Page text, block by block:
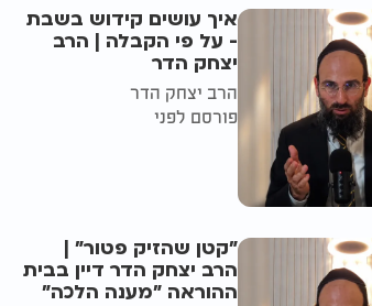
איך עושים קידוש בשבת
- על פי הקבלה | הרב
יצחק הדר
הרב יצחק הדר
פורסם לפני
"קטן שהזיק פטור" |
הרב יצחק הדר דיין בבית
ההוראה "מענה הלכה"